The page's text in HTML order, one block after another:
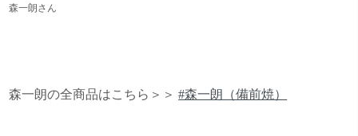
森一朗さん
森一朗の全商品はこちら＞＞#森一朗（備前焼）